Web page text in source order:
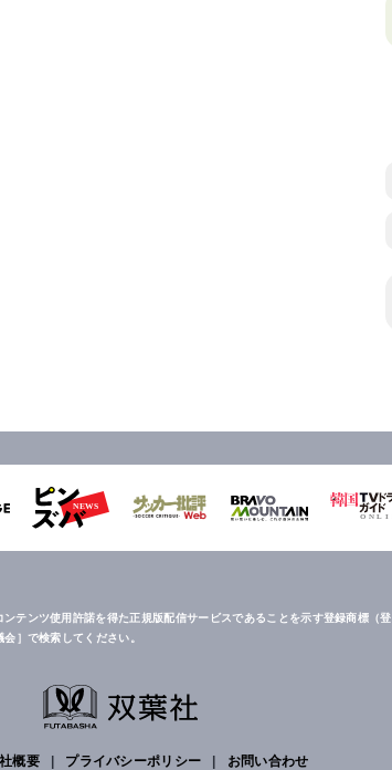
テンツ使用許諾を得た正規版配信サービスであることを示す登録商標（
］で検索してください。
概要 プライバシーポリシー お問い合わせ